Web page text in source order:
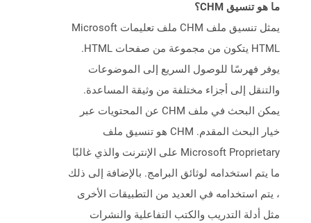
ما هو تنسيق CHM؟
يمثل تنسيق ملف CHM ملف تعليمات Microsoft
HTML يتكون من مجموعة من صفحات HTML.
يوفر فهرسًا للوصول السريع إلى الموضوعات
والتنقل إلى أجزاء مختلفة من وثيقة المساعدة.
يمكن البحث في ملف CHM عن المحتويات عبر
خيار البحث المقدم. CHM هو تنسيق ملف
Microsoft Proprietary على الإنترنت والذي غالبًا
ما يتم استخدامه لوثائق البرامج. بالإضافة إلى ذلك
، يتم استخدامه في العديد من التطبيقات الأخرى
مثل أدلة التدريب والكتب التفاعلية والنشرات